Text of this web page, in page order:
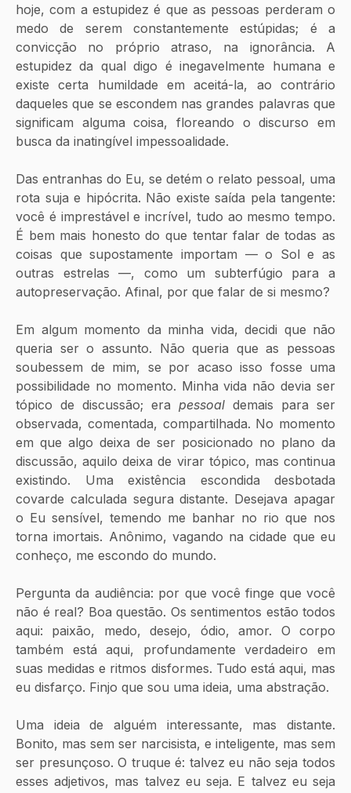
hoje, com a estupidez é que as pessoas perderam o
medo de serem constantemente estúpidas; é a
convicção no próprio atraso, na ignorância. A
estupidez da qual digo é inegavelmente humana e
existe certa humildade em aceitá-la, ao contrário
daqueles que se escondem nas grandes palavras que
significam alguma coisa, floreando o discurso em
busca da inatingível impessoalidade.
Das entranhas do Eu, se detém o relato pessoal, uma
rota suja e hipócrita. Não existe saída pela tangente:
você é imprestável e incrível, tudo ao mesmo tempo.
É bem mais honesto do que tentar falar de todas as
coisas que supostamente importam — o Sol e as
outras estrelas —, como um subterfúgio para a
autopreservação. Afinal, por que falar de si mesmo?
Em algum momento da minha vida, decidi que não
queria ser o assunto. Não queria que as pessoas
soubessem de mim, se por acaso isso fosse uma
possibilidade no momento. Minha vida não devia ser
tópico de discussão; era pessoal demais para ser
observada, comentada, compartilhada. No momento
em que algo deixa de ser posicionado no plano da
discussão, aquilo deixa de virar tópico, mas continua
existindo. Uma existência escondida desbotada
covarde calculada segura distante. Desejava apagar
o Eu sensível, temendo me banhar no rio que nos
torna imortais. Anônimo, vagando na cidade que eu
conheço, me escondo do mundo.
Pergunta da audiência: por que você finge que você
não é real? Boa questão. Os sentimentos estão todos
aqui: paixão, medo, desejo, ódio, amor. O corpo
também está aqui, profundamente verdadeiro em
suas medidas e ritmos disformes. Tudo está aqui, mas
eu disfarço. Finjo que sou uma ideia, uma abstração.
Uma ideia de alguém interessante, mas distante.
Bonito, mas sem ser narcisista, e inteligente, mas sem
ser presunçoso. O truque é: talvez eu não seja todos
esses adjetivos, mas talvez eu seja. E talvez eu seja